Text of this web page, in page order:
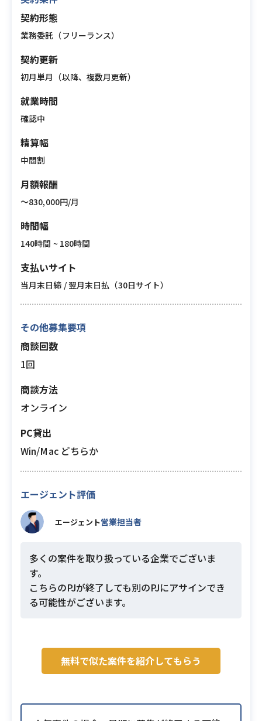
契約形態
業務委託（フリーランス）
契約更新
初月単月（以降、複数月更新）
就業時間
確認中
精算幅
中間割
月額報酬
〜830,000円/月
時間幅
140時間 ~ 180時間
支払いサイト
当月末日締 / 翌月末日払（30日サイト）
その他募集要項
商談回数
1回
商談方法
オンライン
PC貸出
Win/Mac どちらか
エージェント評価
エージェント営業担当者
多くの案件を取り扱っている企業でございま
す。
こちらのPJが終了しても別のPJにアサインでき
る可能性がございます。
無料で似た案件を紹介してもらう